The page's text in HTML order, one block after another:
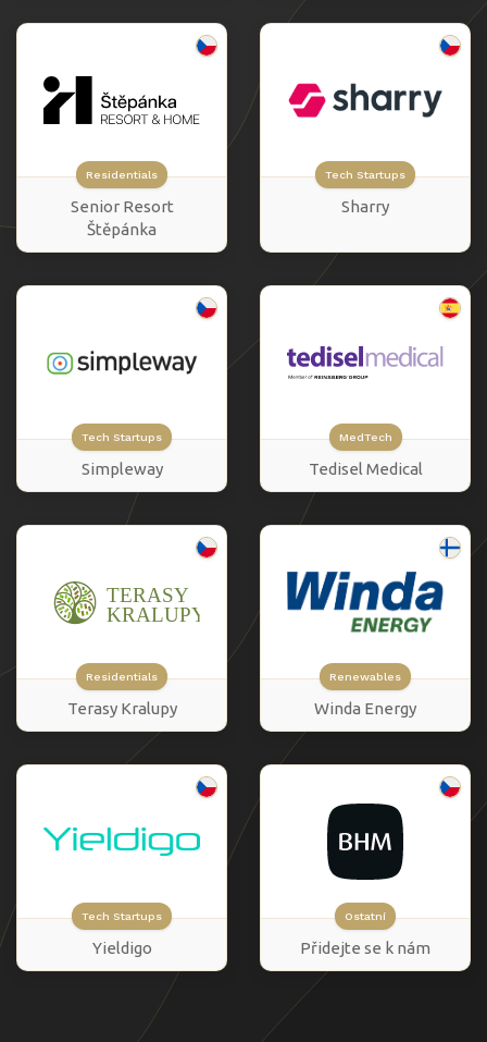
Residentials
Senior Resort
Štěpánka
Tech Startups
Sharry
Tech Startups
Simpleway
MedTech
Tedisel Medical
Residentials
Terasy Kralupy
Renewables
Winda Energy
Tech Startups
Yieldigo
Ostatní
Přidejte se k nám